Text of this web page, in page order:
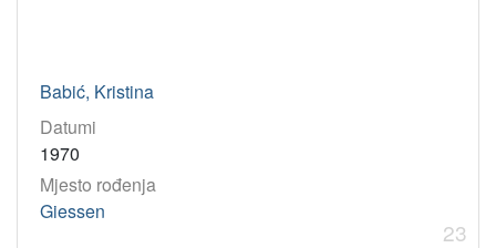
Babić, Kristina
Datumi
1970
Mjesto rođenja
Giessen
23